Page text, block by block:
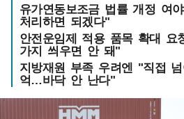
유가연동보조금 법률 개정 여
처리하면 되겠다"
안전운임제 적용 품목 확대
가지 씌우면 안 돼"
지방재원 부족 우려엔 "직접
억…바닥 안 난다"